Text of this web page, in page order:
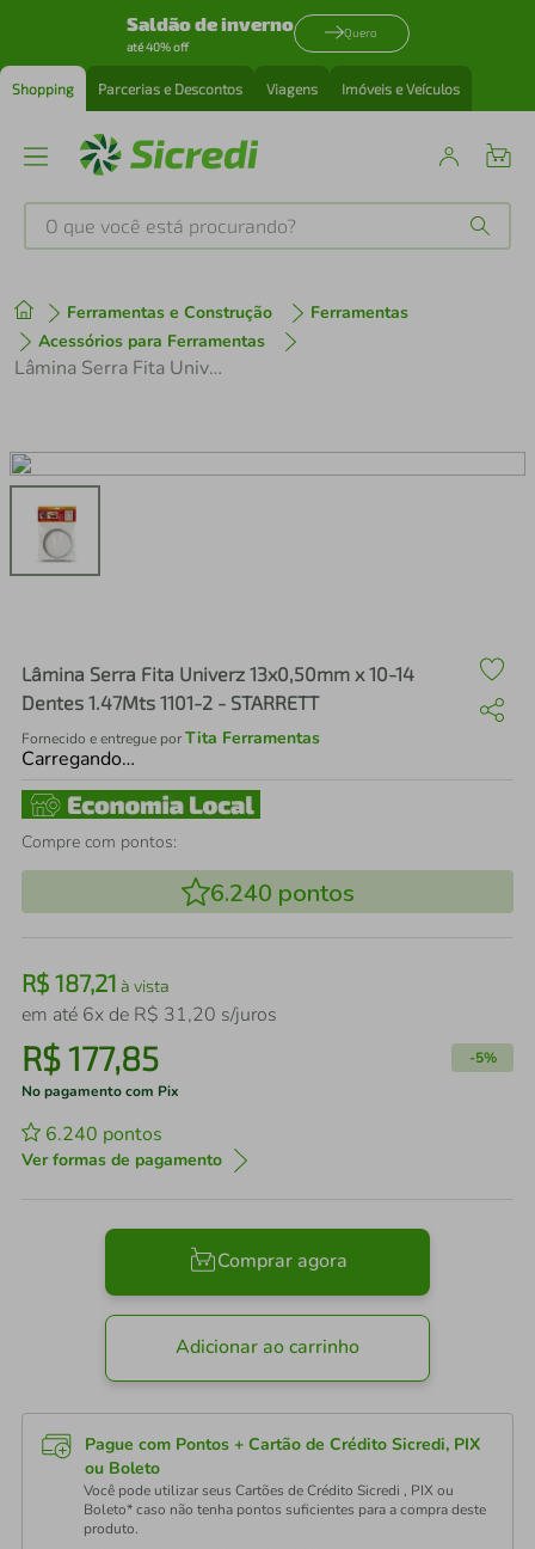
Saldão de inverno
até 40% off
Quero
Shopping Parcerias e Descontos Viagens Imóveis e Veículos
O que você está procurando?
Ferramentas e Construção
Ferramentas
Acessórios para Ferramentas
Lâmina Serra Fita Univerz 13x0,50mm x 10-14 Dentes 1.47Mts 1101-2 - STARRETT
Lâmina Serra Fita Univerz 13x0,50mm x 10-14
Dentes 1.47Mts 1101-2 - STARRETT
Fornecido e entregue porTita Ferramentas
Carregando…
Compre com pontos:
6.240 pontos
R$ 187,21 à vista
em até 6x de R$ 31,20 s/juros
R$177,85 -5%
No pagamento com Pix
6.240 pontos
Ver formas de pagamento
Comprar agora
Adicionar ao carrinho
Pague com Pontos + Cartão de Crédito Sicredi, PIX
ou Boleto
Você pode utilizar seus Cartões de Crédito Sicredi , PIX ou
Boleto* caso não tenha pontos suficientes para a compra deste
produto.
1º tenis
4º